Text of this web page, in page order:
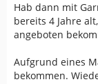
Hab dann mit
bereits 4 Jahre
angeboten
Aufgrund eines
bekommen.